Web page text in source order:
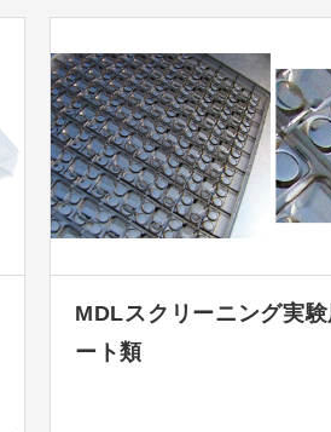
MDLスクリーニング実
ート類